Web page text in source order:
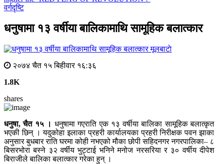
वर्गदृष्टि
धनुषामा १३ वर्षीया बालिकामाथि सामूहिक बलात्कार
मूलबाटाे
२०७४ चैत १५ बिहीवार १६:३६
1.8K
shares
धनुषा, चैत १५ । धनुषामा गएराति एक १३ वर्षीया बालिका सामूहिक बलात्कृत
भएकी छिन् । यदुकोहा इलाका प्रहरी कार्यालयका प्रहरी निरीक्षक पवन झाका
अनुसार बुधबार राति घरमा कोही नभएको मौका छोपी सहिदनगर नगरपालिका– ८
बिसरभोरा बस्ने ३२ वर्षीय भुट्टाई भनिने मनोज नरसरिया र ३० वर्षीय दीपेश
बिराजीले बालिका बलात्कार गरेका हुन् ।